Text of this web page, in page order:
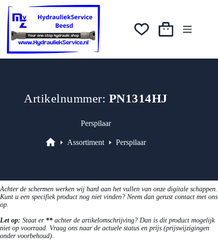
naar
inhoud
was:
€4,13.
€3,30.
Winkelwagen
Artikelnummer: PN1314HJ
Perspilaar
Assortiment Perspilaar
Achter de schermen werken wij hard aan het vullen van onze digitale schappen.
Kunt u een specifiek product nog niet vinden? Neem dan gerust contact met ons
op.
Let op: Staat er ** achter de artikelomschrijving? Dan is dit product mogelijk
niet op voorraad. Vraag ons naar de actuele status en prijs (prijswijzigingen
onder voorbehoud).